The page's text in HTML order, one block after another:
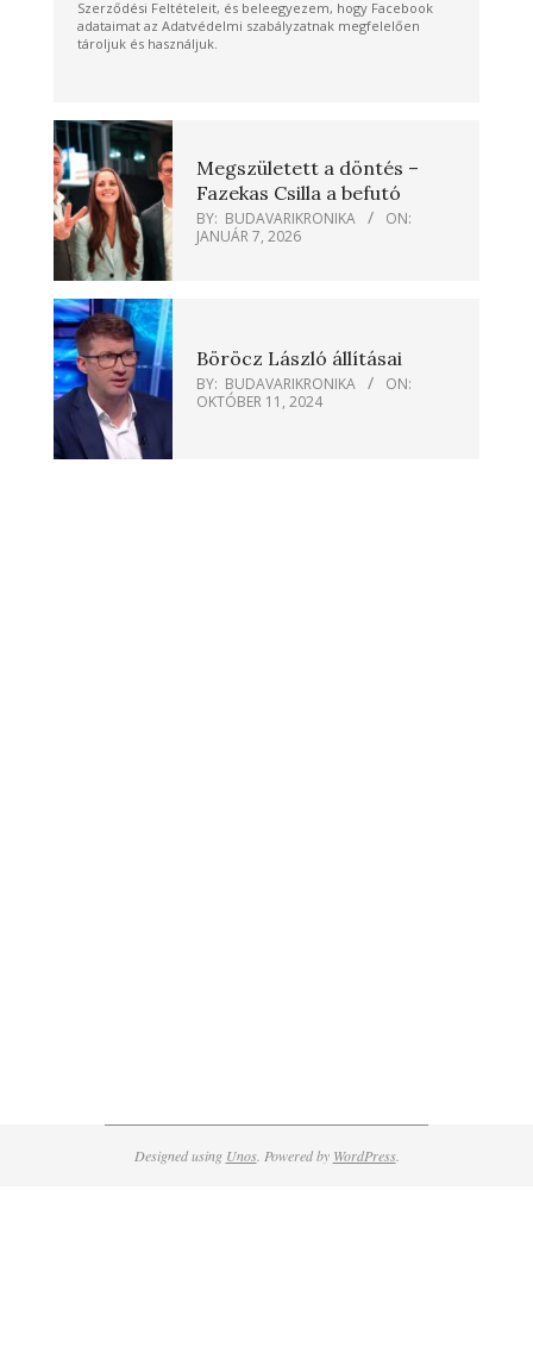
Szerződési Feltételeit, és beleegyezem, hogy Facebook
adataimat az Adatvédelmi szabályzatnak megfelelően
tároljuk és használjuk.
Megszületett a döntés –
Fazekas Csilla a befutó
BY: BUDAVARIKRONIKA
ON:
JANUÁR 7, 2026
Böröcz László állításai
BY: BUDAVARIKRONIKA
ON:
OKTÓBER 11, 2024
Designed using Unos. Powered by WordPress.